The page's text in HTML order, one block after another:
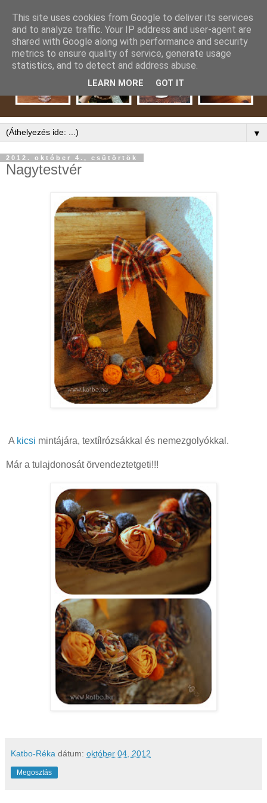
▼
2012. október 4., csütörtök
Nagytestvér
A kicsi mintájára, textílrózsákkal és nemezgolyókkal.
Már a tulajdonosát örvendeztetgeti!!!
Katbo-Réka dátum: október 04, 2012
Megosztás
This site uses cookies from Google to deliver its services
and to analyze traffic. Your IP address and user-agent are
shared with Google along with performance and security
metrics to ensure quality of service, generate usage
statistics, and to detect and address abuse.
LEARN MORE GOT IT